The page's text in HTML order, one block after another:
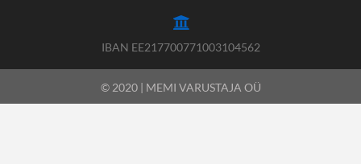
IBAN EE217700771003104562
© 2020 | MEMI VARUSTAJA OÜ